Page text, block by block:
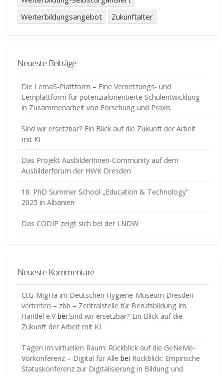
Weiterbildungsangebot
Zukunftalter
Neueste Beiträge
Die LemaS-Plattform – Eine Vernetzungs- und
Lernplattform für potenzialorientierte Schulentwicklung
in Zusammenarbeit von Forschung und Praxis
Sind wir ersetzbar? Ein Blick auf die Zukunft der Arbeit
mit KI
Das Projekt AusbilderInnen-Community auf dem
Ausbilderforum der HWK Dresden
18. PhD Summer School „Education & Technology“
2025 in Albanien
Das CODIP zeigt sich bei der LNDW
Neueste Kommentare
CtG-MigHa im Deutschen Hygiene-Museum Dresden
vertreten – zbb – Zentralstelle für Berufsbildung im
Handel e.Vbei Sind wir ersetzbar? Ein Blick auf die
Zukunft der Arbeit mit KI
Tagen im virtuellen Raum: Rückblick auf die GeNeMe-
Vorkonferenz – Digital für Alle bei Rückblick: Empirische
Statuskonferenz zur Digitalisierung in Bildung und